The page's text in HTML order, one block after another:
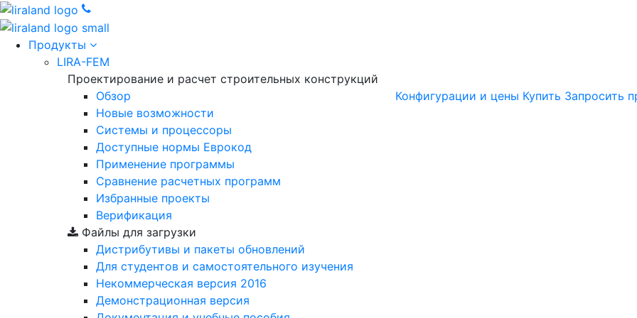
Продукты
LIRA-FEM
Проектирование и расчет строительных конструкций
Обзор
Новые возможности
Cистемы и процессоры
Доступные нормы Еврокод
Применение программы
Сравнение расчетных программ
Избранные проекты
Верификация
Конфигурации и цены Купить Запросить
Файлы для загрузки
Дистрибутивы и пакеты обновлений
Для студентов и самостоятельного изучения
Некоммерческая версия 2016
Демонстрационная версия